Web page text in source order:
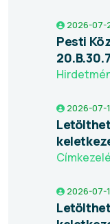
2026-07-
Pesti
2026-07-
2026-07-